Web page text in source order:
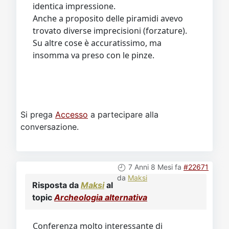
identica impressione.
Anche a proposito delle piramidi avevo
trovato diverse imprecisioni (forzature).
Su altre cose è accuratissimo, ma
insomma va preso con le pinze.
Si prega Accesso a partecipare alla
conversazione.
7 Anni 8 Mesi fa #22671
da Maksi
Risposta da Maksial
topicArcheologia alternativa
Conferenza molto interessante di